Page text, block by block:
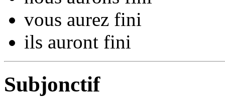
vous aurez fini
ils auront fini
Subjonctif